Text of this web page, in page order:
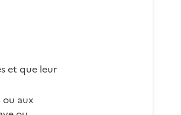
et que leur
aux